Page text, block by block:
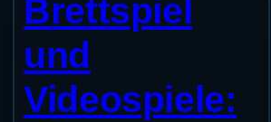
Brettspiel
und
Videospiele: